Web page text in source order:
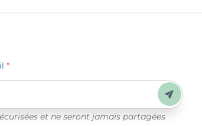
*
et ne seront jamais partagées
Envoyer